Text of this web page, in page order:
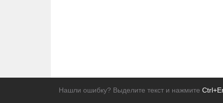
Нашли ошибку? Выделите текст и нажмите